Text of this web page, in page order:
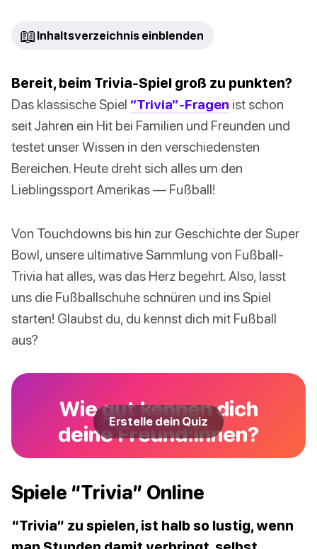
📖 Inhaltsverzeichnis einblenden
Bereit, beim Trivia-Spiel groß zu punkten?
Das klassische Spiel “Trivia”-Fragen ist schon
seit Jahren ein Hit bei Familien und Freunden und
testet unser Wissen in den verschiedensten
Bereichen. Heute dreht sich alles um den
Lieblingssport Amerikas — Fußball!
Von Touchdowns bis hin zur Geschichte der Super
Bowl, unsere ultimative Sammlung von Fußball-
Trivia hat alles, was das Herz begehrt. Also, lasst
uns die Fußballschuhe schnüren und ins Spiel
starten! Glaubst du, du kennst dich mit Fußball
aus?
Wie gut kennen dich
deine Freund:innen?
Erstelle dein Quiz
Spiele “Trivia” Online
“Trivia” zu spielen, ist halb so lustig, wenn